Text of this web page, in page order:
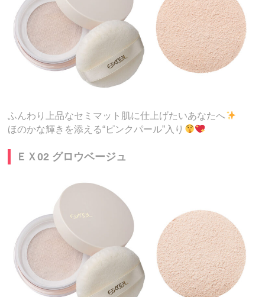
ふんわり上品なセミマット肌に仕上げたいあなたへ
ほのかな輝きを添える“ピンクパール”入り
ＥＸ02 グロウベージュ